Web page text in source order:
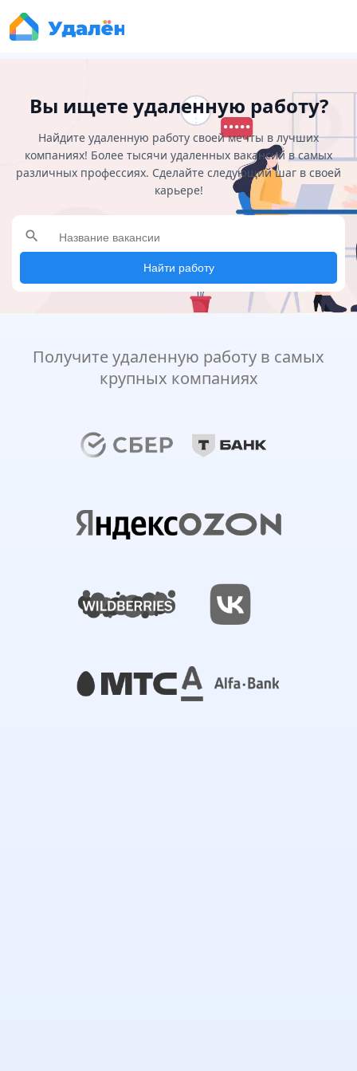
Вы ищете удаленную работу?
Найдите удаленную работу своей мечты в лучших
компаниях! Более тысячи удаленных вакансий в самых
различных профессиях. Сделайте следующий шаг в своей
карьере!
search
Найти работу
Получите удаленную работу в самых
крупных компаниях